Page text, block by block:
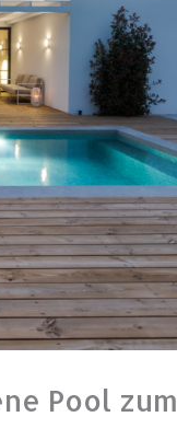
Pool zum